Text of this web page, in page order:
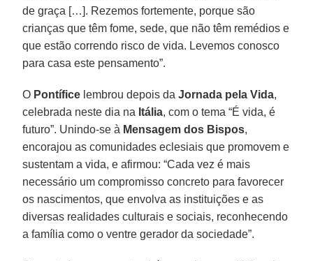
de graça […]. Rezemos fortemente, porque são
crianças que têm fome, sede, que não têm remédios e
que estão correndo risco de vida. Levemos conosco
para casa este pensamento”.
O Pontífice lembrou depois daJornada pela Vida,
celebrada neste dia na Itália, com o tema “É vida, é
futuro”. Unindo-se à Mensagem dos Bispos,
encorajou as comunidades eclesiais que promovem e
sustentam a vida, e afirmou: “Cada vez é mais
necessário um compromisso concreto para favorecer
os nascimentos, que envolva as instituições e as
diversas realidades culturais e sociais, reconhecendo
a família como o ventre gerador da sociedade”.